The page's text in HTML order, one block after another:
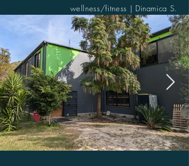
wellness/fitness | Dinamica S.